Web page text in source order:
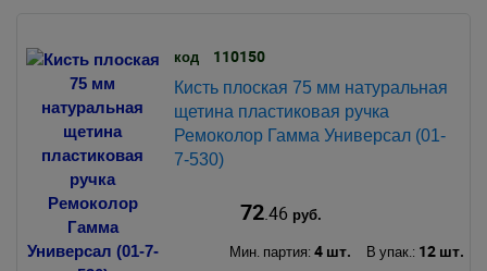
код 110150
Кисть плоская 75 мм натуральная
щетина пластиковая ручка
Ремоколор Гамма Универсал (01-
7-530)
72.46 руб.
Мин. партия: 4 шт. В упак.: 12 шт.